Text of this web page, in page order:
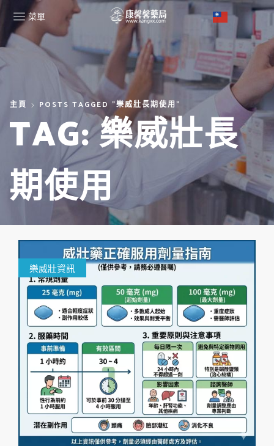
菜單
主頁 POSTS TAGGED "樂威壯長期使用"
TAG: 樂威壯長
期使用
樂威壯資訊